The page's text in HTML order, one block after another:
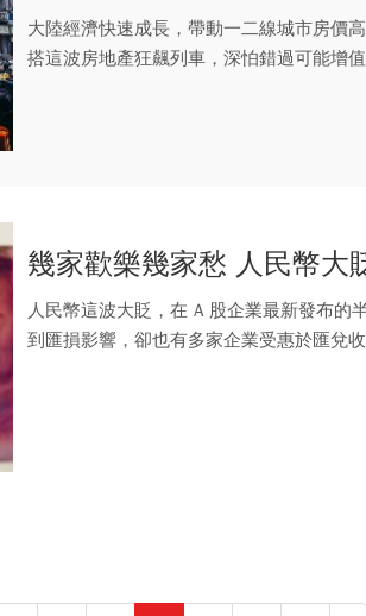
大陸經濟快速成長，帶動一二線城市房價
搭這波房地產狂飆列車，深怕錯過可能增
幾家歡樂幾家愁 人民幣大
人民幣這波大貶，在 A 股企業最新發布的
到匯損影響，卻也有多家企業受惠於匯兌